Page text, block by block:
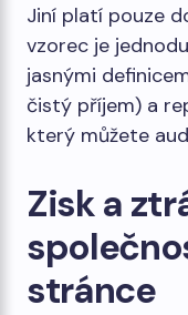
Jiní platí pouze
vzorec je
jasnými
čistý příjem) a
který můžete
Zisk a
stránce